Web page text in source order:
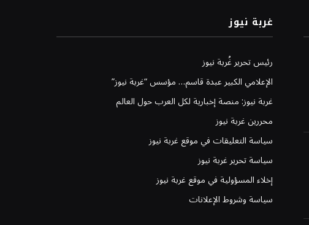
غربة نيوز
رئيس تحرير غُربة نيوز
الإعلامي الكبير عبدة قاسم… مؤسس “غربة نيوز”
غربة نيوز: منصة إخبارية لكل العرب حول العالم
محررين غربة نيوز
سياسة التعليقات في موقع غربة نيوز
سياسة تحرير غربة نيوز
إخلاء المسؤولية في موقع غربة نيوز
سياسة وشروط الإعلانات